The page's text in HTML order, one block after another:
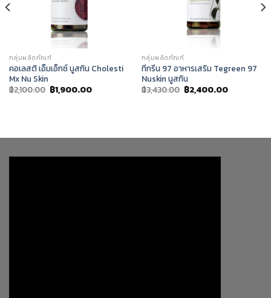
กลุ่มผลิตภัณฑ์
คอเลสติ เอ็มเอ็กซ์ นูสกิน Cholesti
Mx Nu Skin
฿2,100.00 Original
price
฿1,900.00Current
กลุ่มผลิตภัณฑ์
ทีกรีน 97 อาหารเสริม Tegreen 97
Nuskin นูสกิน
฿3,430.00 Original
price
฿2,400.00Current